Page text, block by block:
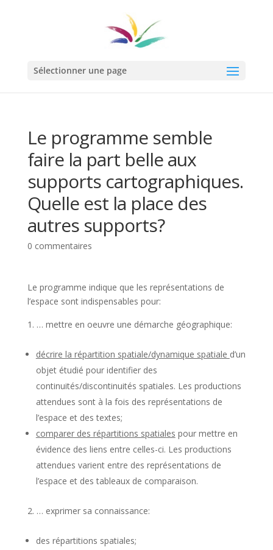
Sélectionner une page
Le programme semble
faire la part belle aux
supports cartographiques.
Quelle est la place des
autres supports?
0 commentaires
Le programme indique que les représentations de
l’espace sont indispensables pour:
… mettre en oeuvre une démarche géographique:
décrire la répartition spatiale/dynamique spatiale d’un
objet étudié pour identifier des
continuités/discontinuités spatiales. Les productions
attendues sont à la fois des représentations de
l’espace et des textes;
comparer des répartitions spatiales pour mettre en
évidence des liens entre celles-ci. Les productions
attendues varient entre des représentations de
l’espace et des tableaux de comparaison.
… exprimer sa connaissance:
des répartitions spatiales;